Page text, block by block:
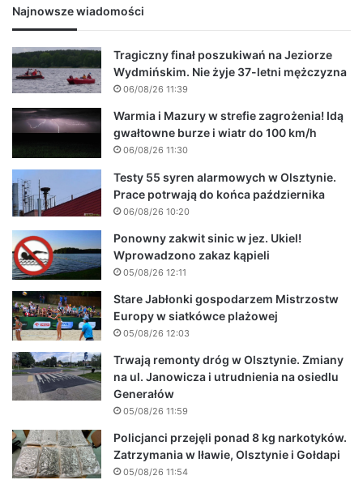
Najnowsze wiadomości
Tragiczny finał poszukiwań na Jeziorze
Wydmińskim. Nie żyje 37-letni mężczyzna
06/08/26 11:39
Warmia i Mazury w strefie zagrożenia! Idą
gwałtowne burze i wiatr do 100 km/h
06/08/26 11:30
Testy 55 syren alarmowych w Olsztynie.
Prace potrwają do końca października
06/08/26 10:20
Ponowny zakwit sinic w jez. Ukiel!
Wprowadzono zakaz kąpieli
05/08/26 12:11
Stare Jabłonki gospodarzem Mistrzostw
Europy w siatkówce plażowej
05/08/26 12:03
Trwają remonty dróg w Olsztynie. Zmiany
na ul. Janowicza i utrudnienia na osiedlu
Generałów
05/08/26 11:59
Policjanci przejęli ponad 8 kg narkotyków.
Zatrzymania w Iławie, Olsztynie i Gołdapi
05/08/26 11:54